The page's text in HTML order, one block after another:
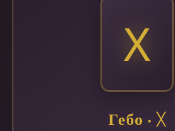
ᚷ
Гебо · ᚷ